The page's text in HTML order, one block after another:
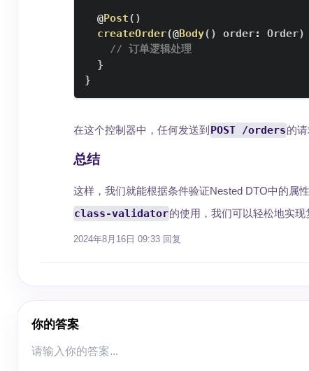
@Post( )
createOrder(@Body( ) order: Order)
// 订单逻辑处理
}
}
在这个控制器中，任何发送到 POST /orders的
总结
这样，我们就能根据条件验证Nested DTO中的属
class-validator的使用，我们可以轻松地实
2024年8月16日 09:33 回复
你的答案